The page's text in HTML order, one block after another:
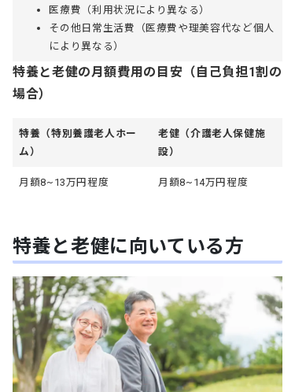
医療費（利用状況により異なる）
その他日常生活費（医療費や理美容代など個人
により異なる）
特養と老健の月額費用の目安（自己負担1割の
場合）
特養（特別養護老人ホー
ム）
老健（介護老人保健施
設）
月額8~13万円程度 月額8~14万円程度
特養と老健に向いている方